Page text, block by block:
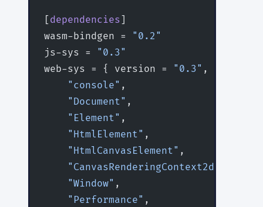
[ dependencies ]
wasm-bindgen = "0.2"
js-sys = "0.3"
web-sys = { version = "0.3" ,
    "console"
,
    "Document"
,
    "Element"
,
    "HtmlElement"
,
    "HtmlCanvasElement"
,
    "CanvasRenderingContext2d"
    "Window"
,
    "Performance"
,